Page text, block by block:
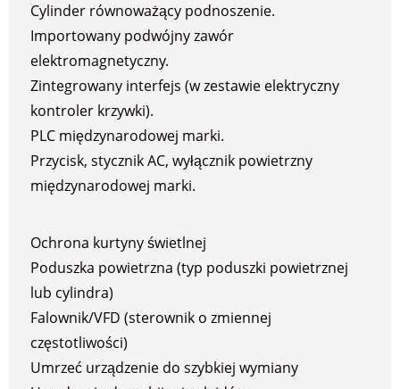
Cylinder równoważący podnoszenie.
Importowany podwójny zawór
elektromagnetyczny.
Zintegrowany interfejs (w zestawie elektryczny
kontroler krzywki).
PLC międzynarodowej marki.
Przycisk, stycznik AC, wyłącznik powietrzny
międzynarodowej marki.
Ochrona kurtyny świetlnej
Poduszka powietrzna (typ poduszki powietrznej
lub cylindra)
Falownik/VFD (sterownik o zmiennej
częstotliwości)
Umrzeć urządzenie do szybkiej wymiany